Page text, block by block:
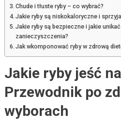
Chude i tłuste ryby – co wybrać?
Jakie ryby są niskokaloryczne i
Jakie ryby są bezpieczne i jakie
zanieczyszczenia?
Jak wkomponować ryby w zdrową
Jakie ryby jeść
Przewodnik po
wyborach